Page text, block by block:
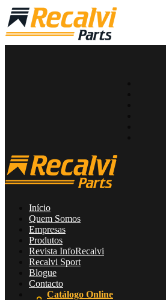
Início
Quem Somos
Empresas
Produtos
Revista InfoRecalvi
Recalvi Sport
Blogue
Contacto
Catálogo Online